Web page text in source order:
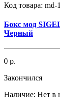
Код товара: md-
Бокс мод
Черный
0 р.
Закончился
Наличие: Нет в